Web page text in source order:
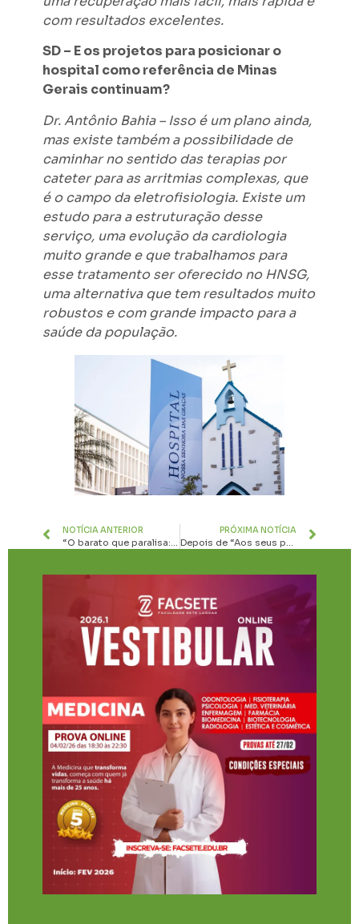
com resultados excelentes.
SD – E os projetos para posicionar o
hospital como referência de Minas
Gerais continuam?
Dr. Antônio Bahia – Isso é um plano ainda,
mas existe também a possibilidade de
caminhar no sentido das terapias por
cateter para as arritmias complexas, que
é o campo da eletrofisiologia. Existe um
estudo para a estruturação desse
serviço, uma evolução da cardiologia
muito grande e que trabalhamos para
esse tratamento ser oferecido no HNSG,
uma alternativa que tem resultados muito
robustos e com grande impacto para a
saúde da população.
NOTÍCIA ANTERIOR PRÓXIMA NOTÍCIA